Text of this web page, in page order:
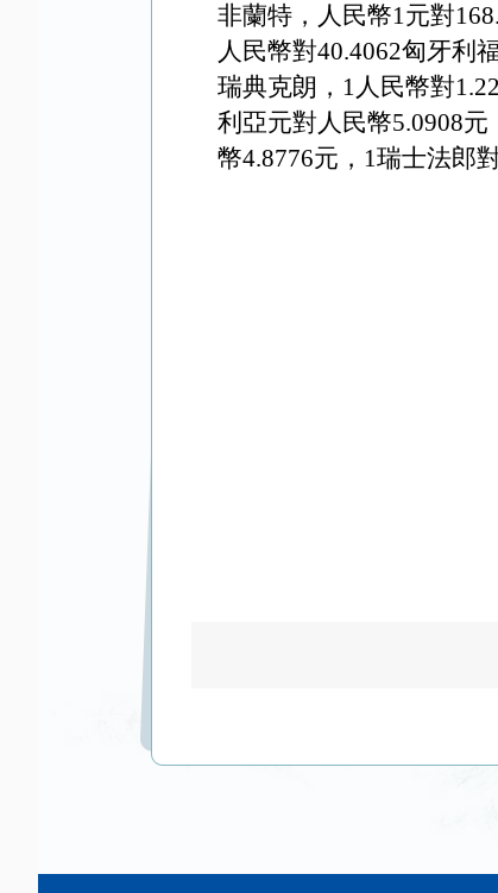
非蘭特，人民幣1元對1
人民幣對40.4062匈牙利
瑞典克朗，1人民幣對
利亞元對人民幣5.0908元
幣4.8776元，1瑞士法郎